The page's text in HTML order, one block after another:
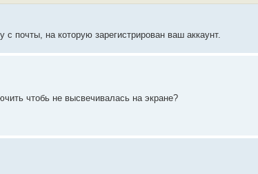
почты, на которую зарегистрирован ваш аккаунт.
чтобь не высвечивалась на экране?